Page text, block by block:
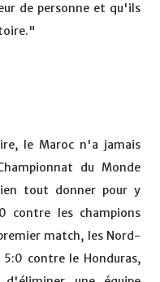
de personne et qu'ils
le Maroc n'a jamais
du Monde
tout donner pour y
contre les champions
match, les Nord-
contre le Honduras,